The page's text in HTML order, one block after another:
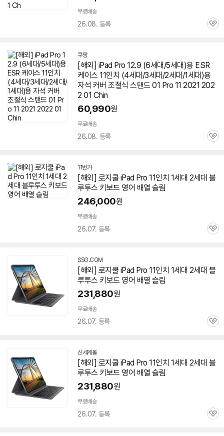
무료배송
26.08. 등록
관
쿠팡
[해외] iPad Pro 12.9 (6세대/5세대)용 ESR
케이스 11인치 (4세대/3세대/2세대/1세대)용
자석 커버 조절식 스탠드 01 Pro 11 2021 202
2 01 Chin
60,990원
무료배송
26.08. 등록
관
11번가
[해외] 로지쿨 iPad Pro 11인치 1세대 2세대 블
루투스 키보드 영어 배열 슬림
246,000원
무료배송
26.07. 등록
관
SSG.COM
[해외] 로지쿨 iPad Pro 11인치 1세대 2세대 블
루투스 키보드 영어 배열 슬림
231,880원
무료배송
26.07. 등록
관
신세계몰
[해외] 로지쿨 iPad Pro 11인치 1세대 2세대 블
루투스 키보드 영어 배열 슬림
231,880원
무료배송
26.07. 등록
관